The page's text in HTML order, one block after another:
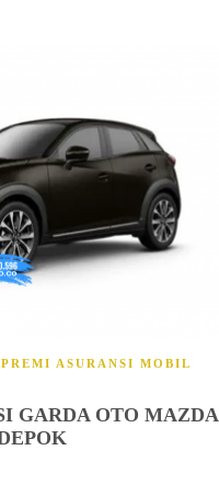
PREMI ASURANSI MOBIL
GARDA OTO MAZDA